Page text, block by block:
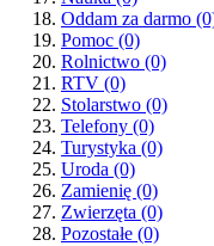
Oddam za darmo
Pomoc (0)
Rolnictwo (0)
RTV (0)
Stolarstwo (0)
Telefony (0)
Turystyka (0)
Uroda (0)
Zamienię (0)
Zwierzęta (0)
Pozostałe (0)